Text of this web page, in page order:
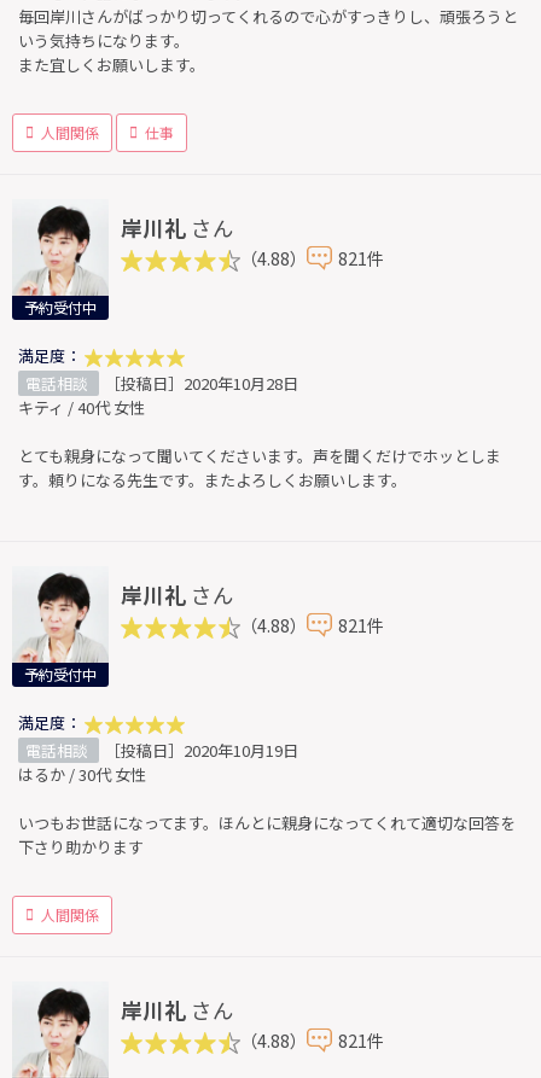
毎回岸川さんがばっかり切ってくれるので心がすっきりし、頑張ろうと
いう気持ちになります。
また宜しくお願いします。
人間関係 仕事
予約受付中
岸川礼 さん
（4.88） 821件
満足度：
電話相談
［投稿日］2020年10月28日
キティ / 40代 女性
とても親身になって聞いてくださいます。声を聞くだけでホッとしま
す。頼りになる先生です。またよろしくお願いします。
予約受付中
岸川礼 さん
（4.88） 821件
満足度：
電話相談
［投稿日］2020年10月19日
はるか / 30代 女性
いつもお世話になってます。ほんとに親身になってくれて適切な回答を
下さり助かります
人間関係
岸川礼 さん
（4.88） 821件